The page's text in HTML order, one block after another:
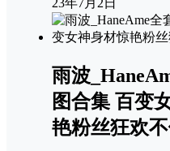
23年7月2日
雨波
图合集 百变
艳粉丝狂欢